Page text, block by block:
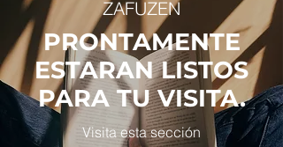
ZAFUZEN
PRONTAMENTE
ESTARAN LISTOS
PARA TU VISITA.
Visita esta sección